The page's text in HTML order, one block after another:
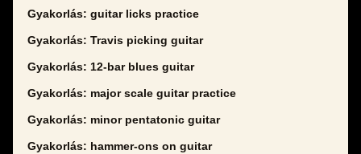
Gyakorlás: guitar licks practice
Gyakorlás: Travis picking guitar
Gyakorlás: 12-bar blues guitar
Gyakorlás: major scale guitar practice
Gyakorlás: minor pentatonic guitar
Gyakorlás: hammer-ons on guitar